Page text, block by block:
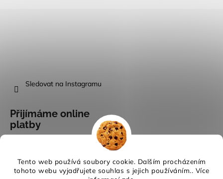
Tento web používá soubory cookie. Dalším procházením
tohoto webu vyjadřujete souhlas s jejich používáním.. Více
Sledovat na Instagramu
Přijímáme online
platby